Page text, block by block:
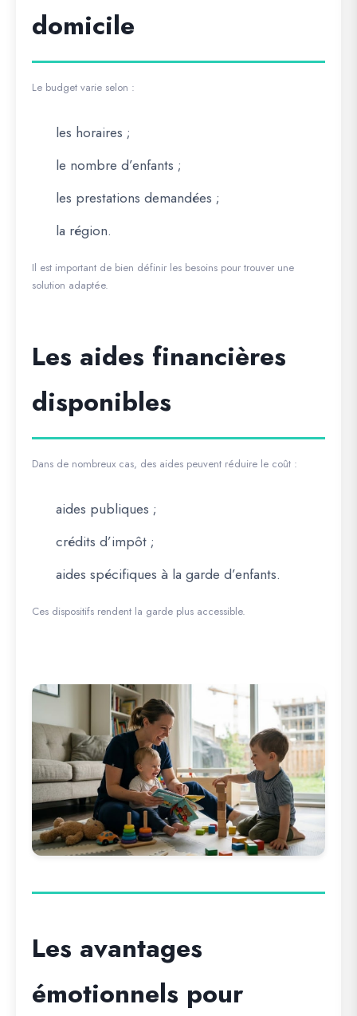
domicile
Le budget varie selon :
les horaires ;
le nombre d’enfants ;
les prestations demandées ;
la région.
Il est important de bien définir les besoins pour trouver une
solution adaptée.
Les aides financières
disponibles
Dans de nombreux cas, des aides peuvent réduire le coût :
aides publiques ;
crédits d’impôt ;
aides spécifiques à la garde d’enfants.
Ces dispositifs rendent la garde plus accessible.
Les avantages
émotionnels pour